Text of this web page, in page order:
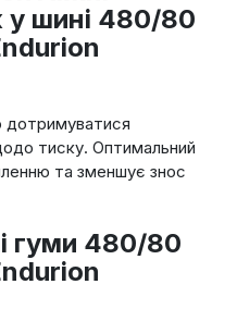
у шині 480/80
дотримуватися
тиску. Оптимальний
та зменшує знос
гуми 480/80